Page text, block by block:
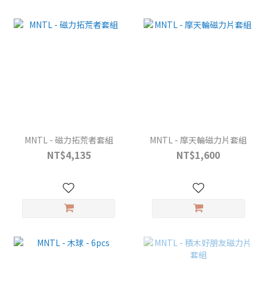
MNTL - 磁力拓荒者套組
NT$4,135
MNTL - 摩天輪磁力片套組
NT$1,600